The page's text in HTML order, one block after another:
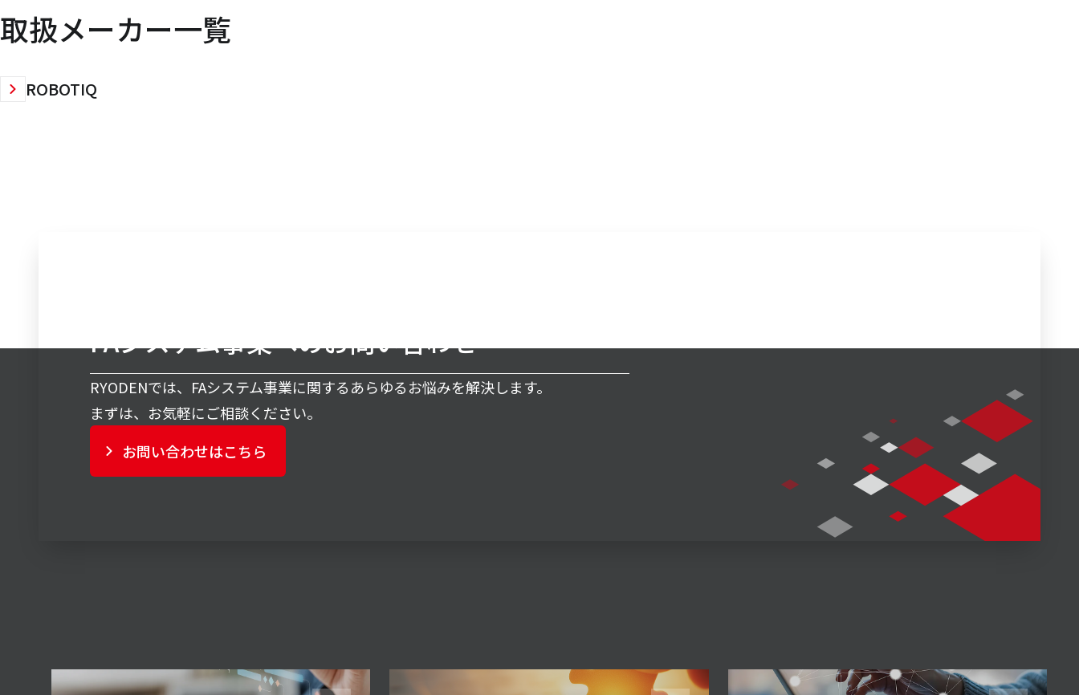
取扱メーカー一覧
ROBOTIQ
FAシステム事業へのお問い合わせ
RYODENでは、FAシステム事業に関するあらゆるお悩みを解決します。
まずは、お気軽にご相談ください。
お問い合わせはこちら